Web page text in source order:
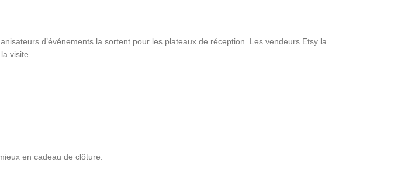
d’événements la sortent pour les plateaux de réception. Les vendeurs Etsy la
visite.
en cadeau de clôture.